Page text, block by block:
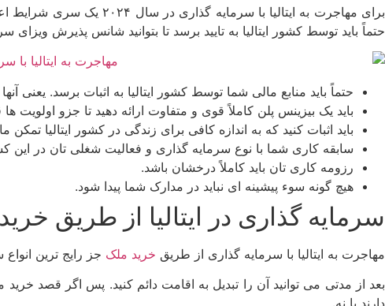
برای مهاجرت به ایتالیا
حتماً باید توسط کشور ایتالیا به تایید برسد تا بتوانید شانس پذیرش ویزای
حتماً باید منابع مالی شما توسط کشور ایتالیا به اثبات برسد. یعنی
باید یک بیزینس پلن کاملاً قوی و متفاوت ارائه دهید تا جزو اولویت‌ ها
باید اثبات کنید که به اندازه کافی برای زندگی در کشور ایتالیا تمکن
سابقه کاری شما با نوع سرمایه‌ گذاری و فعالیت شغلی تان در این
رزومه کاری تان باید کاملاً درخشان باشد.
هیچ گونه سوء پیشینه‌ ای نباید در مدارک شما پیدا شود.
سرمایه‌ گذاری در ایتالیا از طریق
مهاجرت به ایتالیا با سرمایه‌ گذاری از طریق خرید ملک جز رایج‌ ترین
بعد از مدتی می‌ توانید آن را تبدیل به اقامت دائم کنید. پس اگر قصد خرید
دارند یا نه.